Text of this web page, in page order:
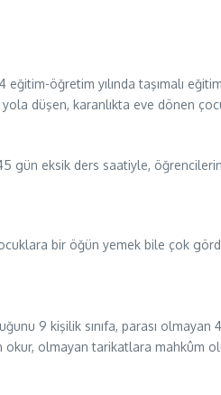
öğretim yılında taşımalı
düşen, karanlıkta eve dönen
gün eksik ders saatiyle,
bir öğün yemek bile çok
9 kişilik sınıfa, parası olmayan
okur, olmayan tarikatlara mahkûm